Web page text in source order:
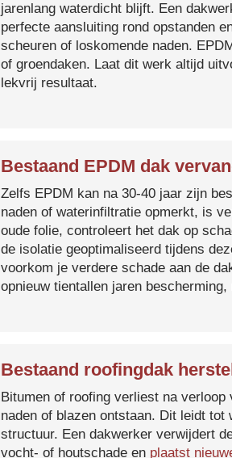
jarenlang waterdicht blijft. Een
perfecte aansluiting rond opstanden
scheuren of loskomende naden.
of groendaken. Laat dit werk altijd
lekvrij resultaat.
Bestaand EPDM dak
Zelfs EPDM kan na 30-40 jaar zijn
naden of waterinfiltratie opmerkt, is
oude folie, controleert het dak op
de isolatie geoptimaliseerd tijdens
voorkom je verdere schade aan de
opnieuw tientallen jaren
Bestaand roofingdak
Bitumen of roofing verliest na
naden of blazen ontstaan. Dit leidt
structuur. Een dakwerker verwijdert
vocht- of houtschade en plaatst